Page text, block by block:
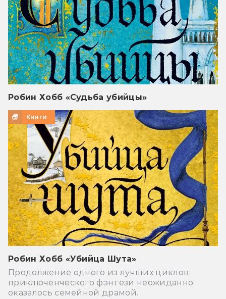
Робин Хобб «Судьба убийцы»
Книги
Робин Хобб «Убийца Шута»
Продолжение одного из лучших циклов
приключенческого фэнтези неожиданно
оказалось семейной драмой.